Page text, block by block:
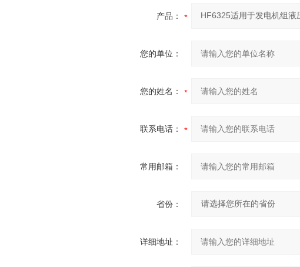
产品：
您的单位：
您的姓名：
联系电话：
常用邮箱：
省份：
详细地址：